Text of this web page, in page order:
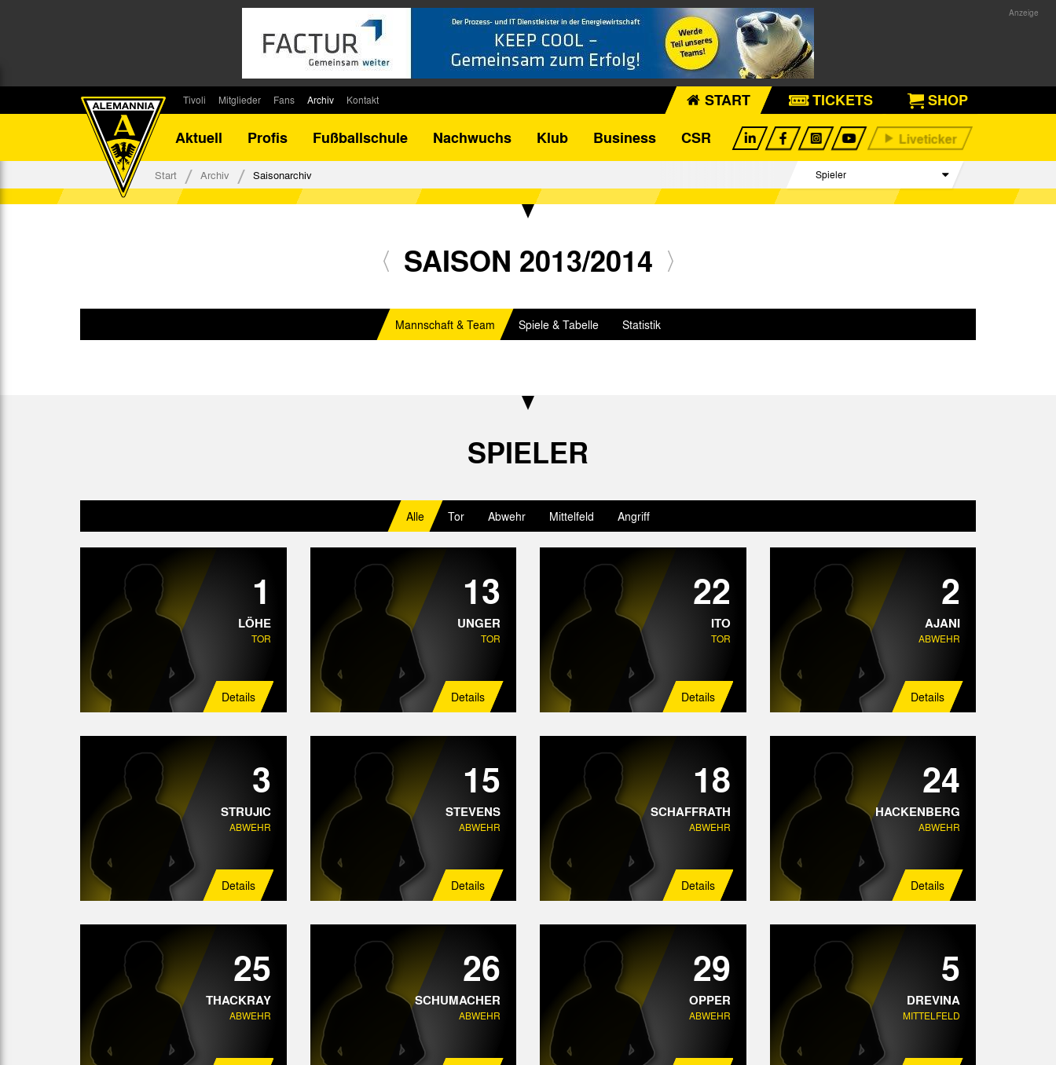
Tivoli
Stadionsprecher
Stadiongaststätte Klömpchensklub
Mitglieder
Kontakt
Fans
Fanbeirat
Fan-Klubs
Archiv
Bilanz DFB-Pokal
Kontakt START TICKETS
SHOP
Aktuell
Profis Fußballschule Nachwuchs Klub Business CSR
Start Archiv Saisonarchiv
Spieler
Betreuer Team
SAISON 2013/2014
Mannschaft & Team Spiele & Tabelle Statistik
SPIELER
Alle Tor Abwehr Mittelfeld Angriff
1
LÖHE
TOR
Details
13
UNGER
TOR
Details
22
ITO
TOR
Details
2
AJANI
ABWEHR
Details
3
STRUJIC
ABWEHR
Details
15
STEVENS
ABWEHR
Details
18
SCHAFFRATH
ABWEHR
Details
24
HACKENBERG
ABWEHR
Details
25
THACKRAY
ABWEHR
26
SCHUMACHER
ABWEHR
29
OPPER
ABWEHR
5
DREVINA
MITTELFELD